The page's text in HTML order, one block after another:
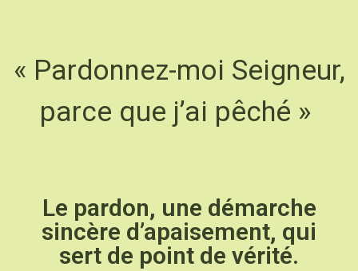
« Pardonnez-moi Seigneur,
parce que j’ai pêché »
Le pardon, une démarche
sincère d’apaisement, qui
sert de point de vérité.